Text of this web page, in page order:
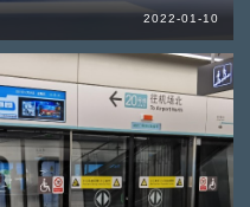
2022-01-10